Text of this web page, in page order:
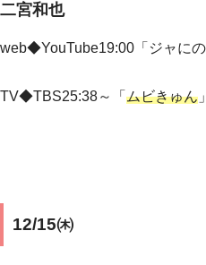
二宮和也
web◆YouTube19:00「ジャにの
TV◆TBS25:38～「 ムビきゅん 」
12/15㈭